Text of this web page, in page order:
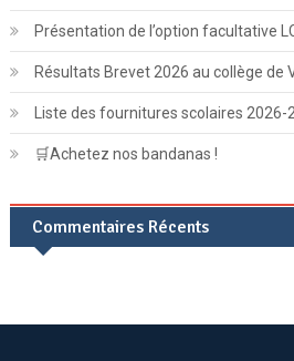
Présentation de l’option facultative
Résultats Brevet 2026 au collège de
Liste des fournitures scolaires 2026-
🛒Achetez nos bandanas !
Commentaires Récents